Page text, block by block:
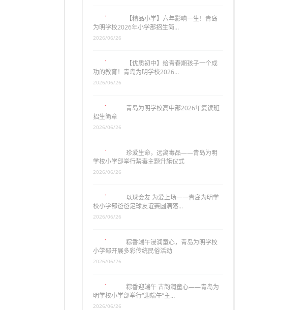
【精品小学】六年影响一生！青岛
为明学校2026年小学部招生简…
【优质初中】给青春期孩子一个成
功的教育！青岛为明学校2026…
2026/06/26
青岛为明学校高中部2026年复读班
招生简章
2026/06/26
珍爱生命，远离毒品——青岛为明
学校小学部举行禁毒主题升旗仪式
2026/06/26
以球会友 为爱上场——青岛为明学
校小学部爸爸足球友谊赛圆满落…
2026/06/26
粽香端午浸润童心，青岛为明学校
小学部开展多彩传统民俗活动
2026/06/26
粽香迎端午 古韵润童心——青岛为
明学校小学部举行“迎端午”主…
2026/06/26